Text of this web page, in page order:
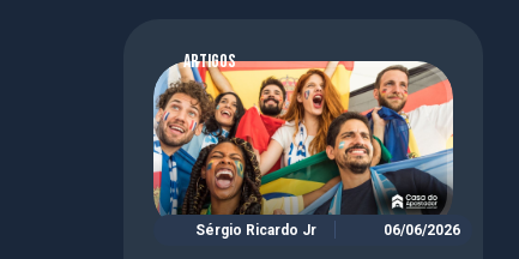
ARTIGOS
Sérgio Ricardo Jr 06/06/2026